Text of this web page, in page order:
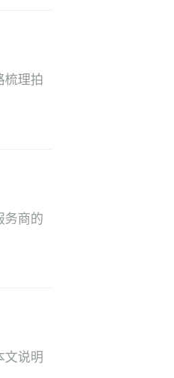
梳理拍
务商的
文说明